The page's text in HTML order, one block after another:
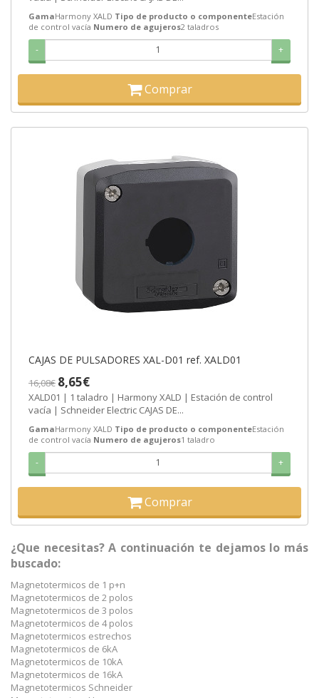
GamaHarmony XALD Tipo de producto o componenteEstación
de control vacía Numero de agujeros2 taladros
- +
Comprar
CAJAS DE PULSADORES XAL-D01 ref. XALD01
16,08€ 8,65€
XALD01 | 1 taladro | Harmony XALD | Estación de control
vacía | Schneider Electric CAJAS DE...
GamaHarmony XALD Tipo de producto o componenteEstación
de control vacía Numero de agujeros1 taladro
- +
Comprar
¿Que necesitas? A continuación te dejamos lo más
buscado:
Magnetotermicos de 1 p+n
Magnetotermicos de 2 polos
Magnetotermicos de 3 polos
Magnetotermicos de 4 polos
Magnetotermicos estrechos
Magnetotermicos de 6kA
Magnetotermicos de 10kA
Magnetotermicos de 16kA
Magnetotermicos Schneider